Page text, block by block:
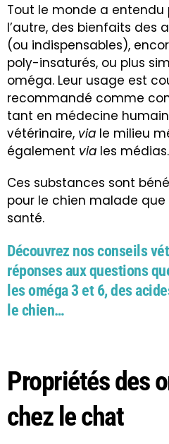
Tout le monde a entendu
l’autre, des bienfaits des
(ou indispensables),
poly-insaturés, ou plus
oméga. Leur usage est
recommandé comme
tant en médecine
vétérinaire, via le milieu
également via les médias.
Ces substances sont
pour le chien malade
santé.
Découvrez nos conseils
réponses aux questions
les oméga 3 et 6, des
le chien…
Propriétés des
chez le chat